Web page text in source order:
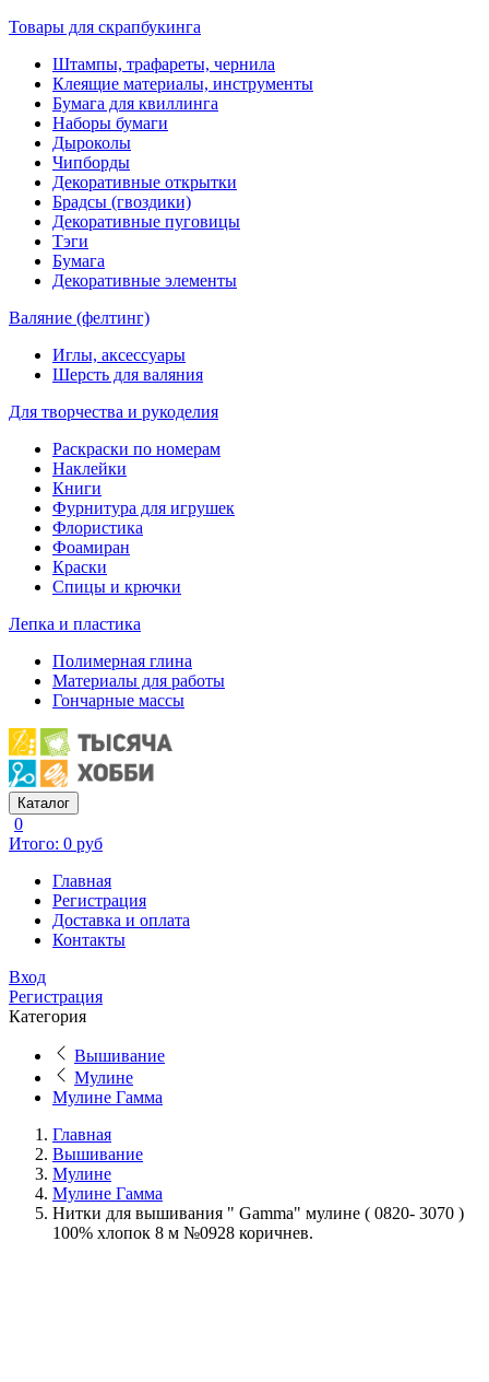
Товары для скрапбукинга
Штампы, трафареты, чернила
Клеящие материалы, инструменты
Бумага для квиллинга
Наборы бумаги
Дыроколы
Чипборды
Декоративные открытки
Брадсы (гвоздики)
Декоративные пуговицы
Тэги
Бумага
Декоративные элементы
Валяние (фелтинг)
Иглы, аксессуары
Шерсть для валяния
Для творчества и рукоделия
Раскраски по номерам
Наклейки
Книги
Фурнитура для игрушек
Флористика
Фоамиран
Краски
Спицы и крючки
Лепка и пластика
Полимерная глина
Материалы для работы
Гончарные массы
Каталог
0
Итого: 0 руб
Главная
Регистрация
Доставка и оплата
Контакты
Вход
Регистрация
Категория
Вышивание
Мулине
Мулине Гамма
Главная
Вышивание
Мулине
Мулине Гамма
Нитки для вышивания " Gamma" мулине ( 0820- 3070 )
100% хлопок 8 м №0928 коричнев.